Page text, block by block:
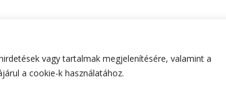
vagy tartalmak megjelenítésére, valamint a
a cookie-k használatához.
Hello Fashion | Fejlesztette